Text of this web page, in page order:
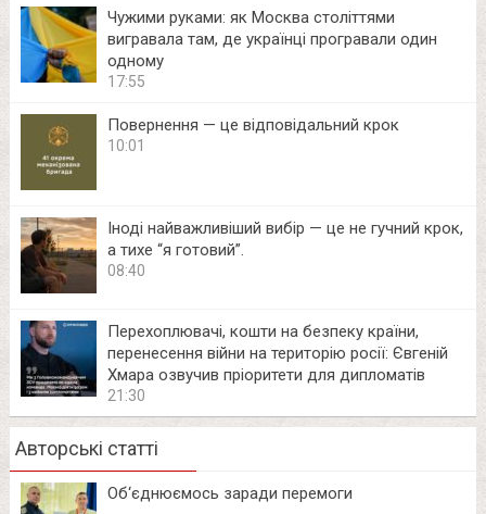
Чужими руками: як Москва століттями
вигравала там, де українці програвали один
одному
17:55
Повернення — це відповідальний крок
10:01
Іноді найважливіший вибір — це не гучний крок,
а тихе “я готовий”.
08:40
Перехоплювачі, кошти на безпеку країни,
перенесення війни на територію росії: Євгеній
Хмара озвучив пріоритети для дипломатів
21:30
Авторські статті
Об‘єднюємось заради перемоги